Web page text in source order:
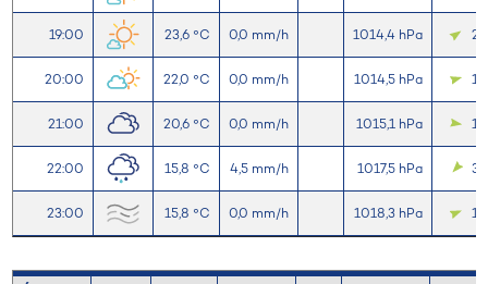
19:00 23,6 °C 0,0 mm/h 1014,4 hPa
20:00 22,0 °C 0,0 mm/h 1014,5 hPa 1,9
21:00 20,6 °C 0,0 mm/h 1015,1 hPa 1,2
22:00 15,8 °C 4,5 mm/h 1017,5 hPa
23:00 15,8 °C 0,0 mm/h 1018,3 hPa